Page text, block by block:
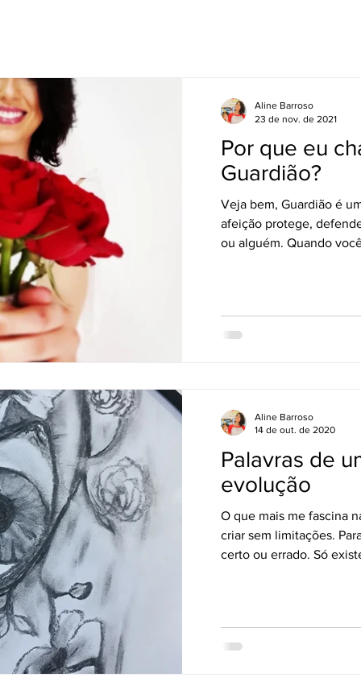
Por que eu
Guardião?
Veja bem, Guardião é
afeição protege,
ou alguém. Quando
Aline Barroso
23 de nov. de 2021
Palavras de
evolução
O que mais me fascina
criar sem limitações.
certo ou errado. Só
Aline Barroso
14 de out. de 2020